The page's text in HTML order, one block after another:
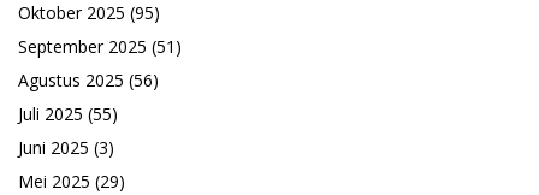
Oktober 2025 (95)
September 2025 (51)
Agustus 2025 (56)
Juli 2025 (55)
Juni 2025 (3)
Mei 2025 (29)